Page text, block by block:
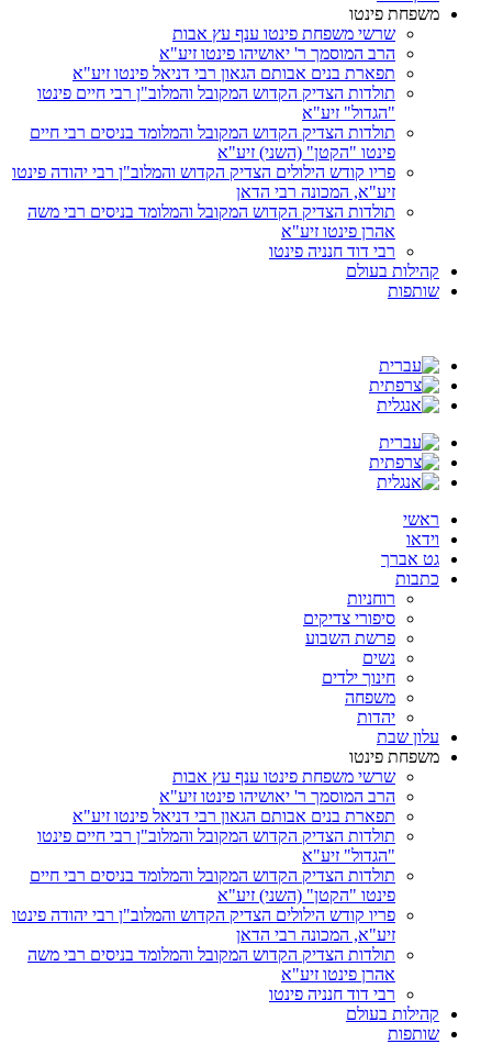
משפחת פינטו
שרשי משפחת פינטו ענף עץ אבות
הרב המוסמך ר' יאושיהו פינטו זיע"א
תפארת בנים אבותם הגאון רבי דניאל פינטו זיע"א
תולדות הצדיק הקדוש המקובל והמלוב"ן רבי חיים פינטו
"הגדול" זיע"א
תולדות הצדיק הקדוש המקובל והמלומד בניסים רבי חיים
פינטו "הקטן" (השני) זיע"א
פריו קודש הילולים הצדיק הקדוש והמלוב"ן רבי יהודה פינטו
זיע"א, המכונה רבי הדאן
תולדות הצדיק הקדוש המקובל והמלומד בניסים רבי משה
אהרן פינטו זיע"א
רבי דוד חנניה פינטו
קהילות בעולם
שותפות
ראשי
וידאו
גט אברך
כתבות
רוחניות
סיפורי צדיקים
פרשת השבוע
נשים
חינוך ילדים
משפחה
יהדות
עלון שבת
משפחת פינטו
שרשי משפחת פינטו ענף עץ אבות
הרב המוסמך ר' יאושיהו פינטו זיע"א
תפארת בנים אבותם הגאון רבי דניאל פינטו זיע"א
תולדות הצדיק הקדוש המקובל והמלוב"ן רבי חיים פינטו
"הגדול" זיע"א
תולדות הצדיק הקדוש המקובל והמלומד בניסים רבי חיים
פינטו "הקטן" (השני) זיע"א
פריו קודש הילולים הצדיק הקדוש והמלוב"ן רבי יהודה פינטו
זיע"א, המכונה רבי הדאן
תולדות הצדיק הקדוש המקובל והמלומד בניסים רבי משה
אהרן פינטו זיע"א
רבי דוד חנניה פינטו
קהילות בעולם
שותפות